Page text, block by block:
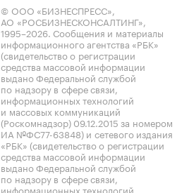
© ООО «БИЗНЕСПРЕСС»,
АО «РОСБИЗНЕСКОНСАЛТИНГ»,
1995–2026. Сообщения и материалы
информационного агентства «РБК»
(свидетельство о регистрации
средства массовой информации
выдано Федеральной службой
по надзору в сфере связи,
информационных технологий
и массовых коммуникаций
(Роскомнадзор) 09.12.2015 за номером
ИА №ФС77-63848) и сетевого издания
«РБК» (свидетельство о регистрации
средства массовой информации
выдано Федеральной службой
по надзору в сфере связи,
информационных технологий